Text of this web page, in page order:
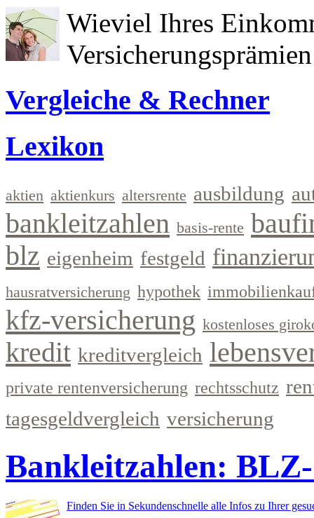
Wieviel Ihres
Vergleiche & Rechner
Lexikon
aktien aktienkurs altersrente ausbildung
bankleitzahlen basis-rente
blz eigenheim festgeld
hausratversicherung hypothek
kfz-versicherung kostenloses
kredit kreditvergleich
private rentenversicherung rechtsschutz
tagesgeldvergleich versicherung
Bankleitzahlen: BLZ-
Finden Sie in Sekundenschnelle alle Infos zu Ihrer